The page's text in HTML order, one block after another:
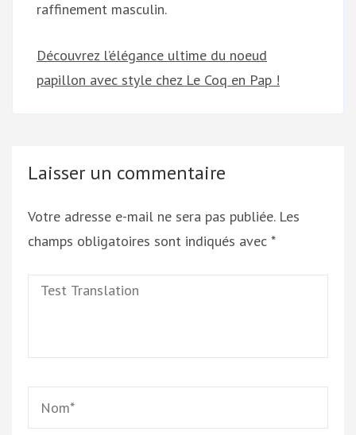
raffinement masculin.
Découvrez l’élégance ultime du noeud
papillon avec style chez Le Coq en Pap !
Laisser un commentaire
Votre adresse e-mail ne sera pas publiée. Les
champs obligatoires sont indiqués avec *
Test